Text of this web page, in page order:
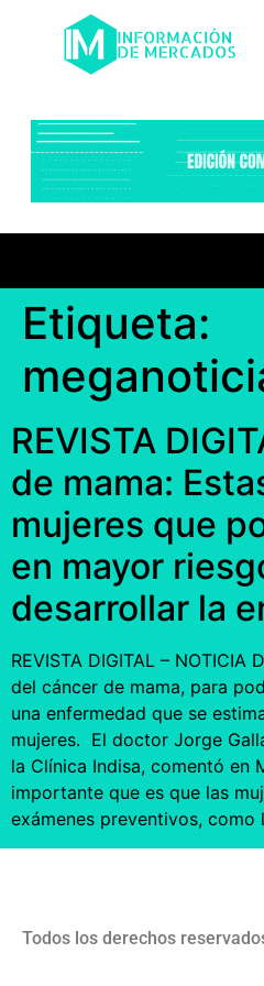
Etiqueta:
REVISTA
de mama:
mujeres que
en mayor
desarrollar la
REVISTA DIGITAL – NOTICIA
del cáncer de mama, para
una enfermedad que se
mujeres. El doctor Jorge
la Clínica Indisa, comentó en
importante que es que las
exámenes preventivos,
Todos los derechos